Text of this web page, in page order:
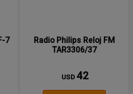
7
Radio Philips Reloj FM
TAR3306/37
USD 42